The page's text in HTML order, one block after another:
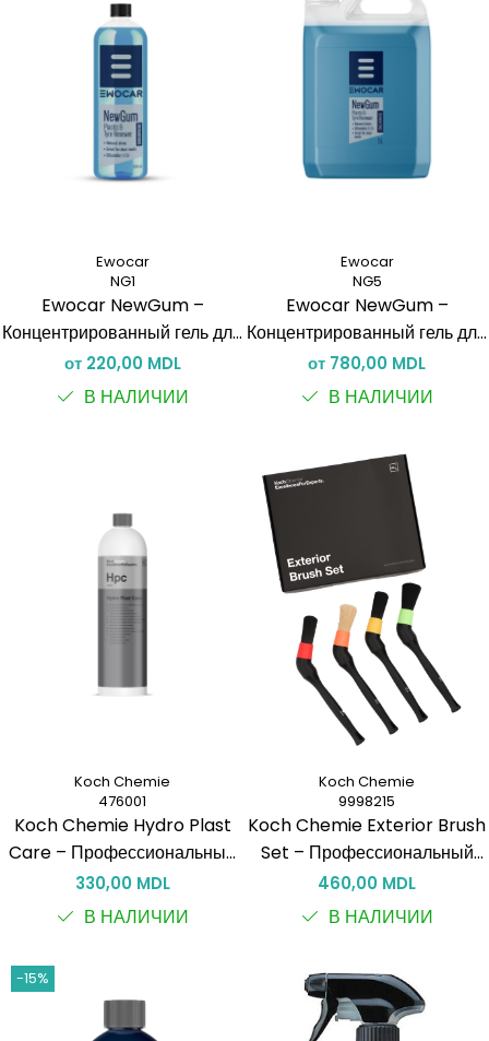
Ewocar
NG1
Ewocar NewGum –
Концентрированный гель для
восстановления шин, резины
и неокрашенного пластика
от 220,00 MDL
В НАЛИЧИИ
Ewocar
NG5
Ewocar NewGum –
Концентрированный гель для
восстановления шин, резины
и неокрашенного пластика
от 780,00 MDL
В НАЛИЧИИ
Koch Chemie
476001
Koch Chemie Hydro Plast
Care – Профессиональный
Концентрат для Ухода за
Пластиком и Резиной
330,00 MDL
В НАЛИЧИИ
Koch Chemie
9998215
Koch Chemie Exterior Brush
Set – Профессиональный
набор щёток для наружной
очистки автомобиля
460,00 MDL
В НАЛИЧИИ
-15%